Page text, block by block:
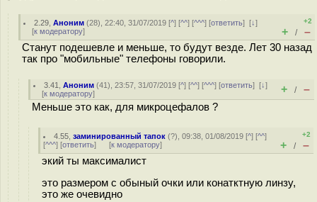
2.29 ,Аноним (28), 22:40, 31/07/2019 [^] [^^] [^^^] [ответить][↓]
[к модератору]
+2
+ / –
Станут подешевле и меньше, то будут везде. Лет 30 назад
так про "мобильные" телефоны говорили.
3.41 ,Аноним (41), 23:57, 31/07/2019 [^] [^^] [^^^] [ответить][↓]
[к модератору] + / –
Меньше это как, для микроцефалов ?
4.55 ,заминированный тапок (?), 09:38, 01/08/2019 [^] [^^]
[^^^] [ответить] [к модератору]
+2
+ / –
экий ты максималист
это размером с обыный очки или конатктную линзу,
это же очевидно